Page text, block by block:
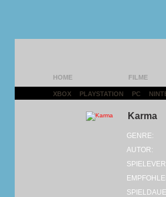
HOME FILME
XBOX PLAYSTATION PC
Karma
GENRE:
AUTOR: